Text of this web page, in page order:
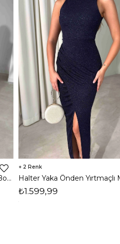
Halter Yaka Önden Yırtmaçlı Midi Boy Bordo Hasre Kadın Elbise 26Y502
2
₺1.599,99